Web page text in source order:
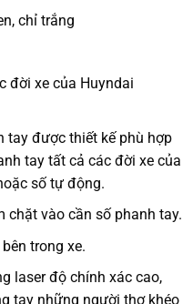
chỉ trắng
đời xe của Huyndai
tay được thiết kế phù hợp
tay tất cả các đời xe của
số tự động.
chặt vào cần số phanh tay.
trong xe.
laser độ chính xác cao,
tay những người thợ khéo